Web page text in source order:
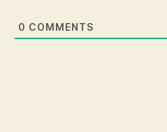
0 COMMENTS